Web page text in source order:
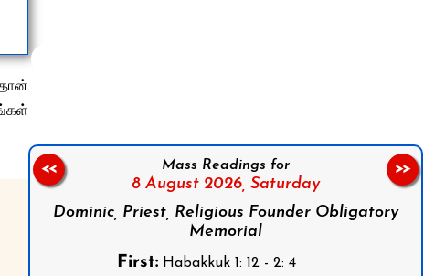
Follow us on Facebook
Mass Readings for
8 August 2026, Saturday
Dominic, Priest, Religious Founder Obligatory
Memorial
First: Habakkuk 1: 12 - 2: 4
<< >>